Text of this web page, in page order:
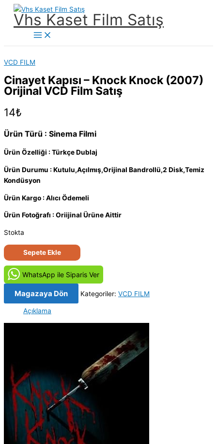
İçeriğe
Vhs Kaset Film Satış
Main
Menu
VCD FILM
Cinayet Kapısı – Knock Knock (2007)
Orijinal VCD Film Satış
14₺
Ürün Türü : Sinema Filmi
Ürün Özelliği : Türkçe Dublaj
Ürün Durumu : Kutulu,Açılmış,Orijinal Bandrollü,2 Disk,Temiz
Kondüsyon
Ürün Kargo : Alıcı Ödemeli
Ürün Fotoğrafı : Oriijinal Ürüne Aittir
Stokta
Cinayet
Kapısı
Knock
Knock
(2007)
Orijinal
VCD
Sepete Ekle
WhatsApp ile Siparis Ver
Magazaya Dön Kategoriler: VCD FILM
Açıklama